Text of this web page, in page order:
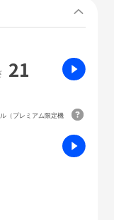
21
（プレミアム限定機